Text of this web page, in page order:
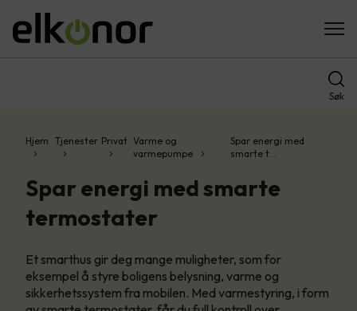
Søk
Hjem Tjenester Privat Varme og
varmepumpe
Spar energi med
smarte t…
Spar energi med smarte
termostater
Et smarthus gir deg mange muligheter, som for
eksempel å styre boligens belysning, varme og
sikkerhetssystem fra mobilen. Med varmestyring, i form